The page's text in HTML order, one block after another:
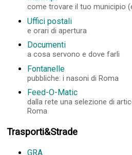
come trovare il tuo municipio
Uffici postali
e orari di apertura
Documenti
a cosa servono e dove farli
Fontanelle
pubbliche: i nasoni di Roma
Feed-O-Matic
dalla rete una selezione di
Roma
Trasporti&Strade
GRA